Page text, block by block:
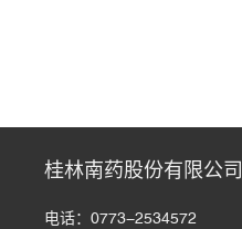
桂林南药股份有限公司
电话：0773-2534572